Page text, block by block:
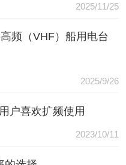
2025/11/25
频（VHF）船用电台
2025/9/26
户喜欢扩频使用
2023/10/11